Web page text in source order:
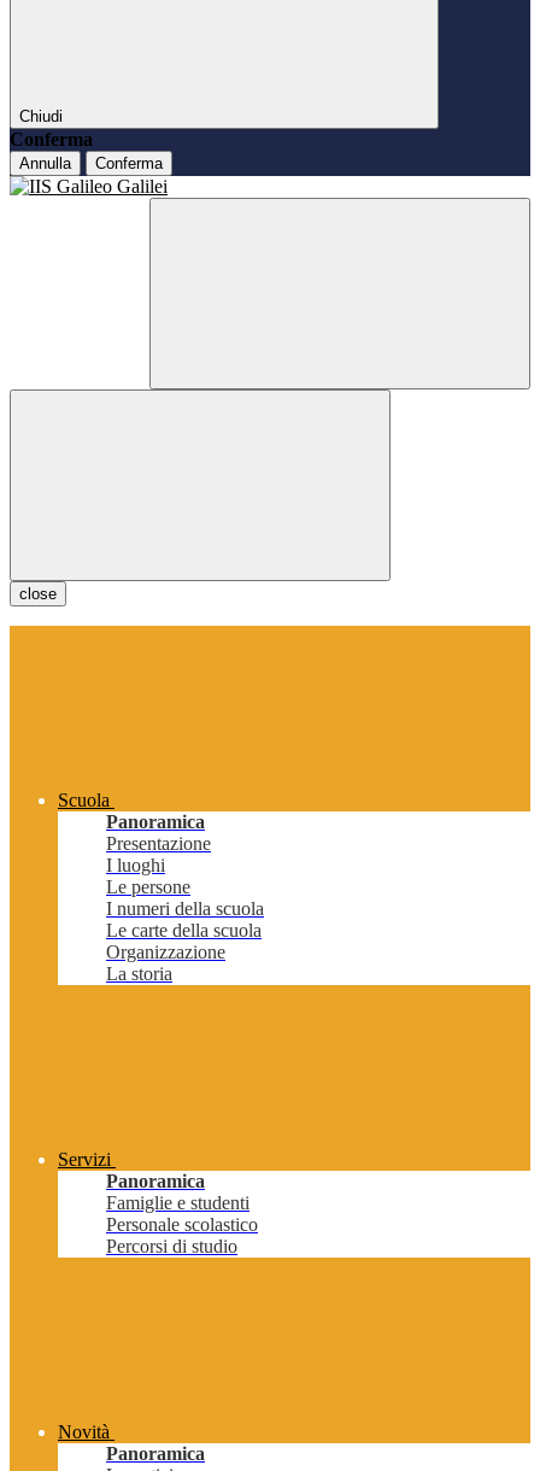
Chiudi
Conferma
Annulla Conferma
close
Scuola
Panoramica
Presentazione
I luoghi
Le persone
I numeri della scuola
Le carte della scuola
Organizzazione
La storia
Servizi
Panoramica
Famiglie e studenti
Personale scolastico
Percorsi di studio
Novità
Panoramica